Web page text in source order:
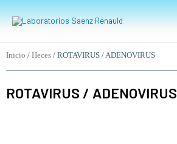
al
Inicio / Heces / ROTAVIRUS / ADENOVIRUS
ROTAVIRUS / ADENOVIRUS